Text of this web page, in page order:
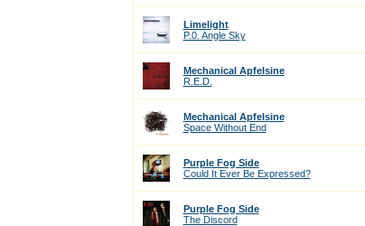
Limelight
P.0. Angle Sky
Mechanical Apfelsine
R.E.D.
Mechanical Apfelsine
Space Without End
Purple Fog Side
Could It Ever Be Expressed?
Purple Fog Side
The Discord